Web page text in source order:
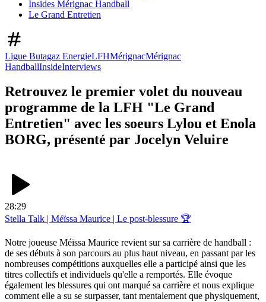
Insides Mérignac Handball
Le Grand Entretien
Ligue Butagaz EnergieLFHMérignacMérignac
HandballInsideInterviews
Retrouvez le premier volet du nouveau
programme de la LFH "Le Grand
Entretien" avec les soeurs Lylou et Enola
BORG, présenté par Jocelyn Veluire
28:29
Stella Talk | Méïssa Maurice | Le post-blessure 🏆
Notre joueuse Méïssa Maurice revient sur sa carrière de handball :
de ses débuts à son parcours au plus haut niveau, en passant par les
nombreuses compétitions auxquelles elle a participé ainsi que les
titres collectifs et individuels qu'elle a remportés. Elle évoque
également les blessures qui ont marqué sa carrière et nous explique
comment elle a su se surpasser, tant mentalement que physiquement,